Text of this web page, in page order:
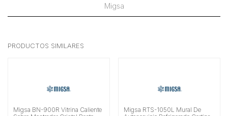
Migsa
PRODUCTOS SIMILARES
Migsa BN-900R Vitrina Caliente
Migsa RTS-1050L Mural De